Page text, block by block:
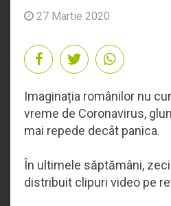
27 Martie 2020
Imaginația românilor nu
vreme de Coronavirus,
mai repede decât panica.
În ultimele săptămâni,
distribuit clipuri video pe